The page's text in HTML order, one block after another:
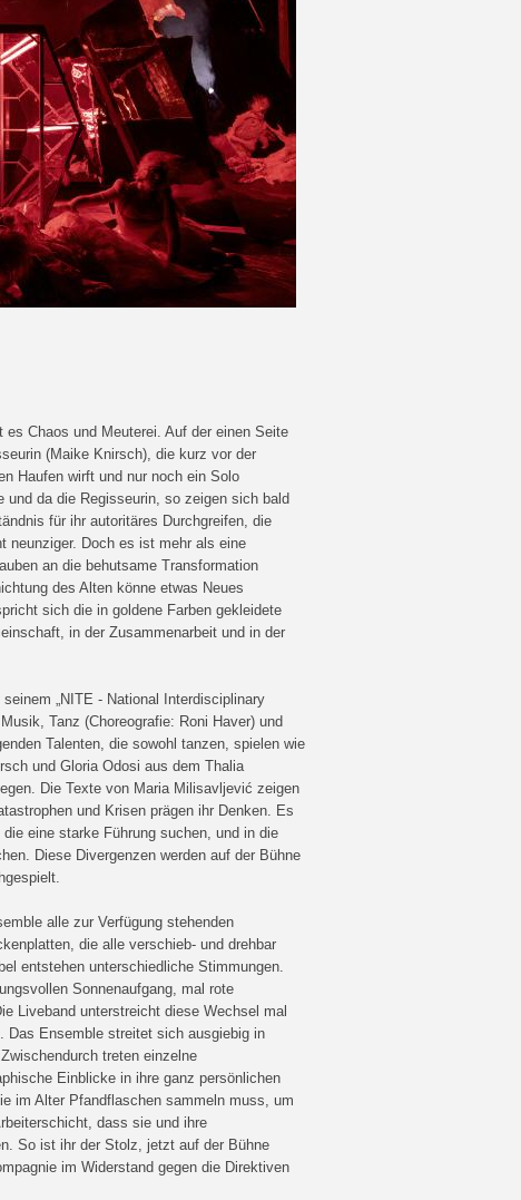
Chaos und Meuterei. Auf der einen Seite
(Maike Knirsch), die kurz vor der
Haufen wirft und nur noch ein Solo
da die Regisseurin, so zeigen sich bald
für ihr autoritäres Durchgreifen, die
neunziger. Doch es ist mehr als eine
an die behutsame Transformation
des Alten könne etwas Neues
sich die in goldene Farben gekleidete
in der Zusammenarbeit und in der
„NITE - National Interdisciplinary
Tanz (Choreografie: Roni Haver) und
Talenten, die sowohl tanzen, spielen wie
und Gloria Odosi aus dem Thalia
Die Texte von Maria Milisavljević zeigen
und Krisen prägen ihr Denken. Es
eine starke Führung suchen, und in die
Diese Divergenzen werden auf der Bühne
alle zur Verfügung stehenden
die alle verschieb- und drehbar
entstehen unterschiedliche Stimmungen.
Sonnenaufgang, mal rote
Liveband unterstreicht diese Wechsel mal
Das Ensemble streitet sich ausgiebig in
treten einzelne
Einblicke in ihre ganz persönlichen
im Alter Pfandflaschen sammeln muss, um
dass sie und ihre
So ist ihr der Stolz, jetzt auf der Bühne
im Widerstand gegen die Direktiven